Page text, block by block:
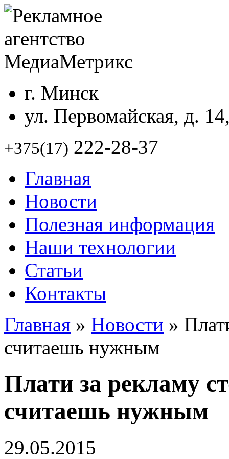
г. Минск
ул. Первомайская, д.
+375(17) 222-28-37
Главная
Новости
Полезная информация
Наши технологии
Статьи
Контакты
Главная » Новости »
считаешь нужным
Плати за рекламу
считаешь нужным
29.05.2015